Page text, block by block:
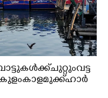
ചുറ്റും വട്ട
കാളമുക്ക് ഹാർ